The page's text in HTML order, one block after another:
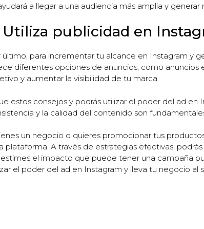
a llegar a una audiencia más amplia y generar
Utiliza publicidad en
último, para incrementar tu alcance en Instagram y
diferentes opciones de anuncios, como anuncios
y aumentar la visibilidad de tu marca.
estos consejos y podrás utilizar el poder del ad
y la calidad del contenido son
un negocio o quieres promocionar tus
plataforma. A través de estrategias efectivas,
el impacto que puede tener una campaña
el poder del ad en Instagram y lleva tu negocio al